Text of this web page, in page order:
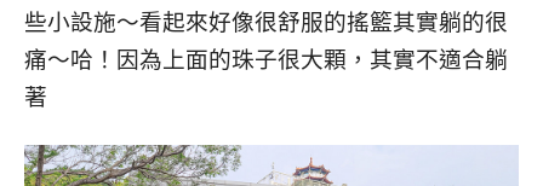
些小設施～看起來好像很舒服的搖籃其實躺的很
痛～哈！因為上面的珠子很大顆，其實不適合躺
著